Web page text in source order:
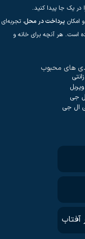
در یک جا پیدا کنید.
امکان پرداخت در محل، تجربه‌ای
است. هر آنچه برای خانه و
های محبوب
جی
ال جی
آفتاب